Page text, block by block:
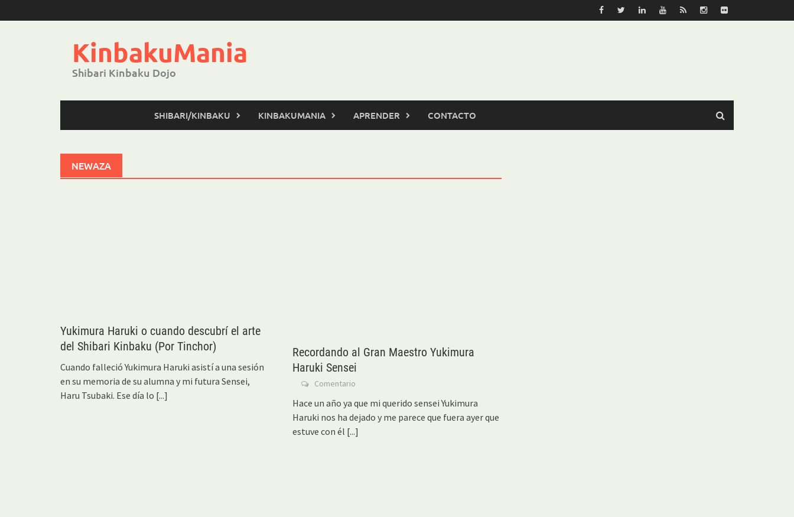
al
KinbakuMania
Shibari Kinbaku Dojo
SHIBARI/KINBAKU KINBAKUMANIA APRENDER CONTACTO
NEWAZA
Yukimura Haruki o cuando descubrí el arte
del Shibari Kinbaku (Por Tinchor)
Cuando falleció Yukimura Haruki asistí a una sesión
en su memoria de su alumna y mi futura Sensei,
Haru Tsubaki. Ese día lo [...]
Recordando al Gran Maestro Yukimura
Haruki Sensei
Comentario
Hace un año ya que mi querido sensei Yukimura
Haruki nos ha dejado y me parece que fuera ayer que
estuve con él [...]